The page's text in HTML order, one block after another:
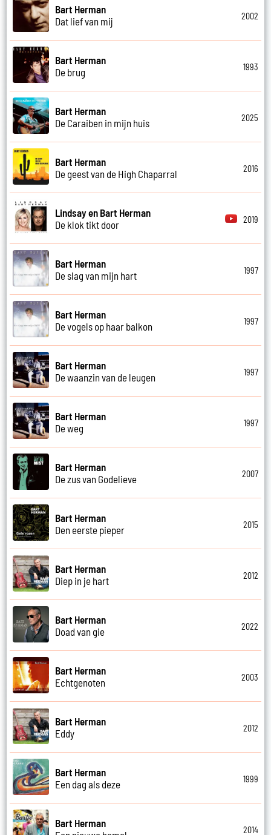
Bart Herman
Dat lief van mij
2002
Bart Herman
De brug
1993
Bart Herman
De Caraiben in mijn huis
2025
Bart Herman
De geest van de High Chaparral
2016
Lindsay en Bart Herman
De klok tikt door
2019
Bart Herman
De slag van mijn hart
1997
Bart Herman
De vogels op haar balkon
1997
Bart Herman
De waanzin van de leugen
1997
Bart Herman
De weg
1997
Bart Herman
De zus van Godelieve
2007
Bart Herman
Den eerste pieper
2015
Bart Herman
Diep in je hart
2012
Bart Herman
Doad van gie
2022
Bart Herman
Echtgenoten
2003
Bart Herman
Eddy
2012
Bart Herman
Een dag als deze
1999
Bart Herman
2014